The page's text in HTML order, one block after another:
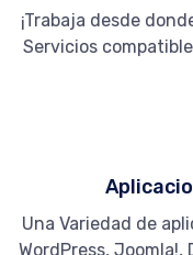
¡Trabaja desde
Servicios
Una Variedad de
WordPress, Joomla!,